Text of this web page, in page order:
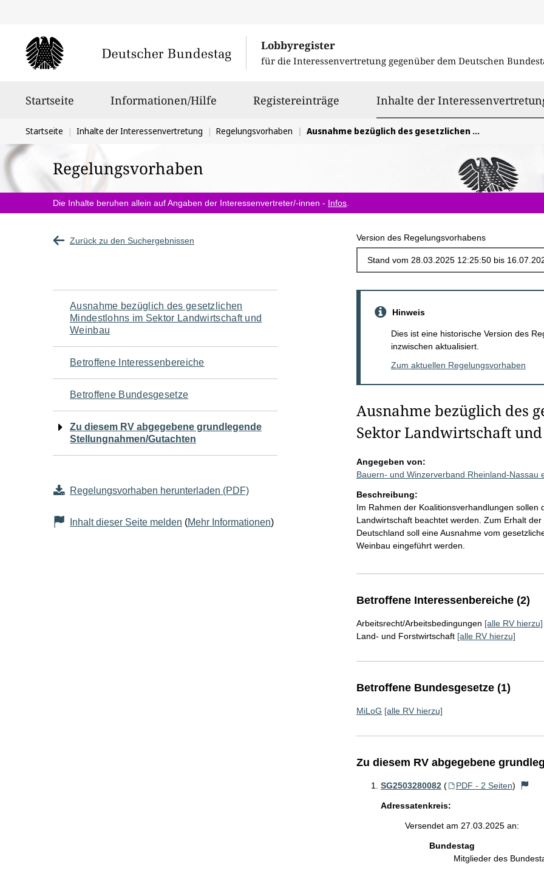
Lobbyregister
für die Interessenvertretung gegenüber dem Deutschen
Startseite Informationen/Hilfe Registereinträge Inhalte der
Sie
befinden
sich
hier:
Startseite Inhalte der Interessenvertretung Regelungsvorhaben Ausnahme bezüglich des gesetzlichen Mindestlohns im Sektor Landwirtschaft und Weinbau
Regelungsvorhaben
Die Inhalte beruhen allein auf Angaben der Interessenvertreter/-innen - Infos
Zurück zu den Suchergebnissen Version des Regelungsvorhabens
Navigation
für
den
Seiteninhalt
Ausnahme bezüglich des gesetzlichen
Mindestlohns im Sektor Landwirtschaft und
Weinbau
Betroffene Interessenbereiche
Betroffene Bundesgesetze
Zu diesem RV abgegebene grundlegende
Stellungnahmen/Gutachten
Regelungsvorhaben herunterladen (PDF)
Inhalt dieser Seite melden (Mehr Informationen)
Hinweis
Dies ist eine historische Version des
inzwischen aktualisiert.
Zum aktuellen Regelungsvorhaben
Ausnahme bezüglich des
Sektor Landwirtschaft
Angegeben von:
Bauern- und Winzerverband Rheinland-Nassau
Beschreibung:
Im Rahmen der Koalitionsverhandlungen
Landwirtschaft beachtet werden. Zum Erhalt
Deutschland soll eine Ausnahme vom
Weinbau eingeführt werden.
Betroffene Interessenbereiche (2)
Arbeitsrecht/Arbeitsbedingungen [alle RV hierzu]
Land- und Forstwirtschaft [alle RV hierzu]
Betroffene Bundesgesetze (1)
MiLoG [alle RV hierzu]
Zu diesem RV abgegebene
SG2503280082 ( PDF - 2 Seiten)
Adressatenkreis:
Versendet am 27.03.2025 an:
Bundestag
Mitglieder des